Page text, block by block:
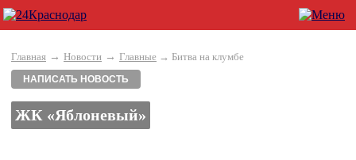
Главная → Новости → Главные → Битва на клумбе
НАПИСАТЬ НОВОСТЬ
ЖК «Яблоневый»